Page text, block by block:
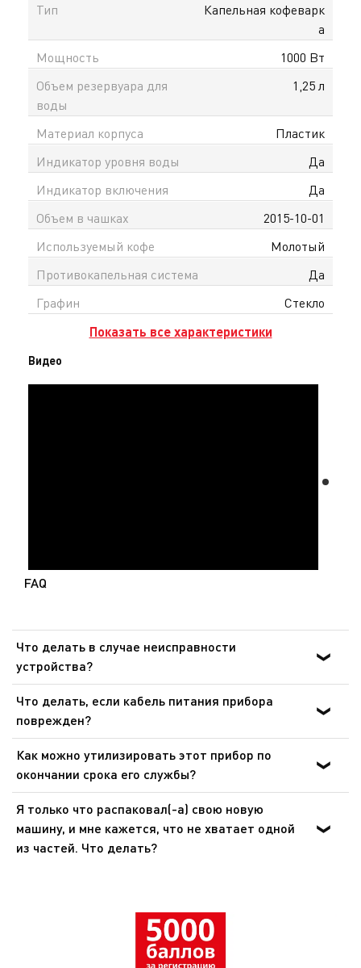
Тип
Капельная кофеварк
а
Мощность
1000 Вт
Объем резервуара для
воды
1,25 л
Материал корпуса
Пластик
Индикатор уровня воды
Да
Индикатор включения
Да
Объем в чашках
2015-10-01
Используемый кофе
Молотый
Противокапельная система
Да
Графин
Стекло
Показать все характеристики
Видео
FAQ
Что делать в случае неисправности
устройства?
После ознакомления с инструкциями по запуску
прибора в руководстве пользователя убедитесь, что
электрическая розетка находится в рабочем состоянии,
подключив к ней другое устройство. Если прибор не
заработал, не пытайтесь разобрать или
отремонтировать его. Отнесите прибор в
авторизованный центр технического обслуживания.
Что делать, если кабель питания прибора
поврежден?
Не пользуйтесь устройством. Во избежание опасности,
замените кабель в центре технического обслуживания.
Как можно утилизировать этот прибор по
окончании срока его службы?
В Вашем приборе содержатся ценные материалы,
которые могут быть подвергнуты вторичной
переработке. Отнесите его на городской пункт сбора
отходов.
Я только что распаковал(-а) свою новую
машину, и мне кажется, что не хватает одной
из частей. Что делать?